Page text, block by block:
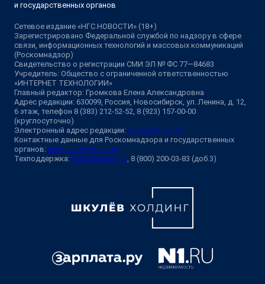
и государственных органов
Сетевое издание «НГС.НОВОСТИ» (18+)
Зарегистрировано Федеральной службой по надзору в сфере
связи, информационных технологий и массовых коммуникаций
(Роскомнадзор)
Свидетельство о регистрации СМИ ЭЛ № ФС 77—84683
Учредитель: Общество с ограниченной ответственностью
«ИНТЕРНЕТ ТЕХНОЛОГИИ»
Главный редактор: Громкова Елена Александровна
Адрес редакции: 630099, Россия, Новосибирск, ул. Ленина, д. 12,
6 этаж, телефон 8 (383) 212-52-52, 8 (923) 157-00-00
(круглосуточно)
Электронный адрес редакции: ngs@shkulev.ru
Контактные данные для Роскомнадзора и государственных
органов: juristnsk@shkulev.ru
Техподдержка: help@shkulev.ru, 8 (800) 200-03-83 (доб.3)